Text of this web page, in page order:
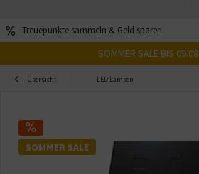
Treuepunkte sammeln & Geld sparen
SOMMER SALE BIS
Übersicht LED Lampen
SOMMER SALE